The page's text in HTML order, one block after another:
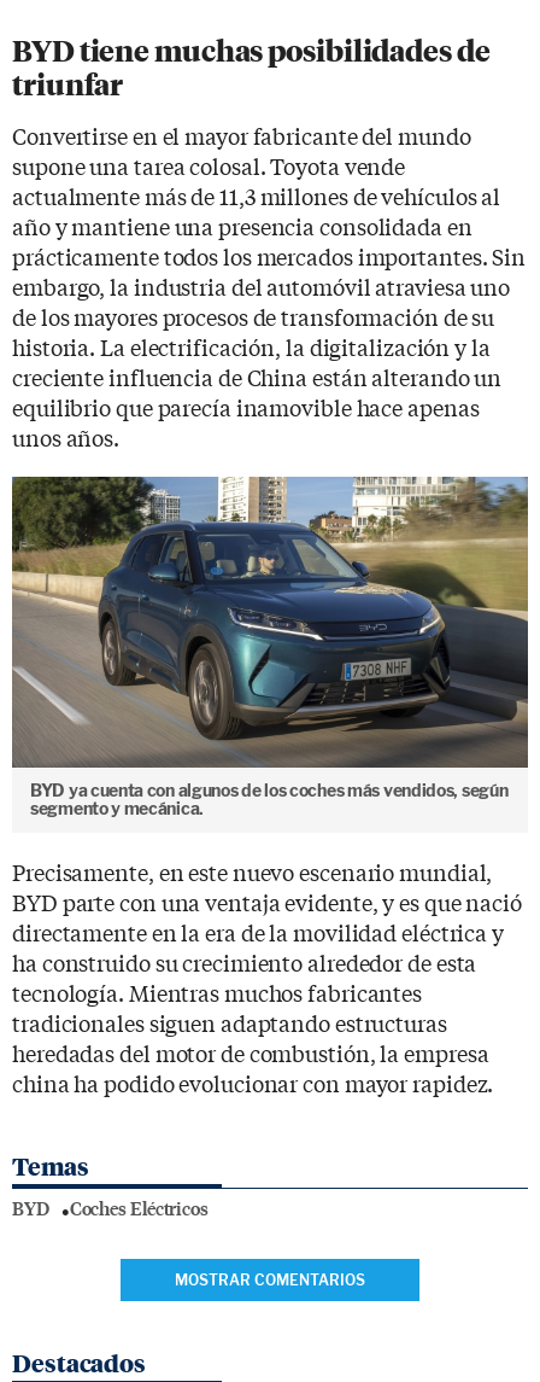
BYD tiene muchas posibilidades de
triunfar
Convertirse en el mayor fabricante del mundo
supone una tarea colosal. Toyota vende
actualmente más de 11,3 millones de vehículos al
año y mantiene una presencia consolidada en
prácticamente todos los mercados importantes. Sin
embargo, la industria del automóvil atraviesa uno
de los mayores procesos de transformación de su
historia. La electrificación, la digitalización y la
creciente influencia de China están alterando un
equilibrio que parecía inamovible hace apenas
unos años.
BYD ya cuenta con algunos de los coches más vendidos, según
segmento y mecánica.
Precisamente, en este nuevo escenario mundial,
BYD parte con una ventaja evidente, y es que nació
directamente en la era de la movilidad eléctrica y
ha construido su crecimiento alrededor de esta
tecnología. Mientras muchos fabricantes
tradicionales siguen adaptando estructuras
heredadas del motor de combustión, la empresa
china ha podido evolucionar con mayor rapidez.
Temas
BYD Coches Eléctricos
MOSTRAR COMENTARIOS
Destacados